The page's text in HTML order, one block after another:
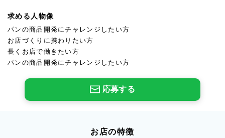
求める人物像
パンの商品開発にチャレンジしたい方
お店づくりに携わりたい方
長くお店で働きたい方
パンの商品開発にチャレンジしたい方
応募する
お店の特徴